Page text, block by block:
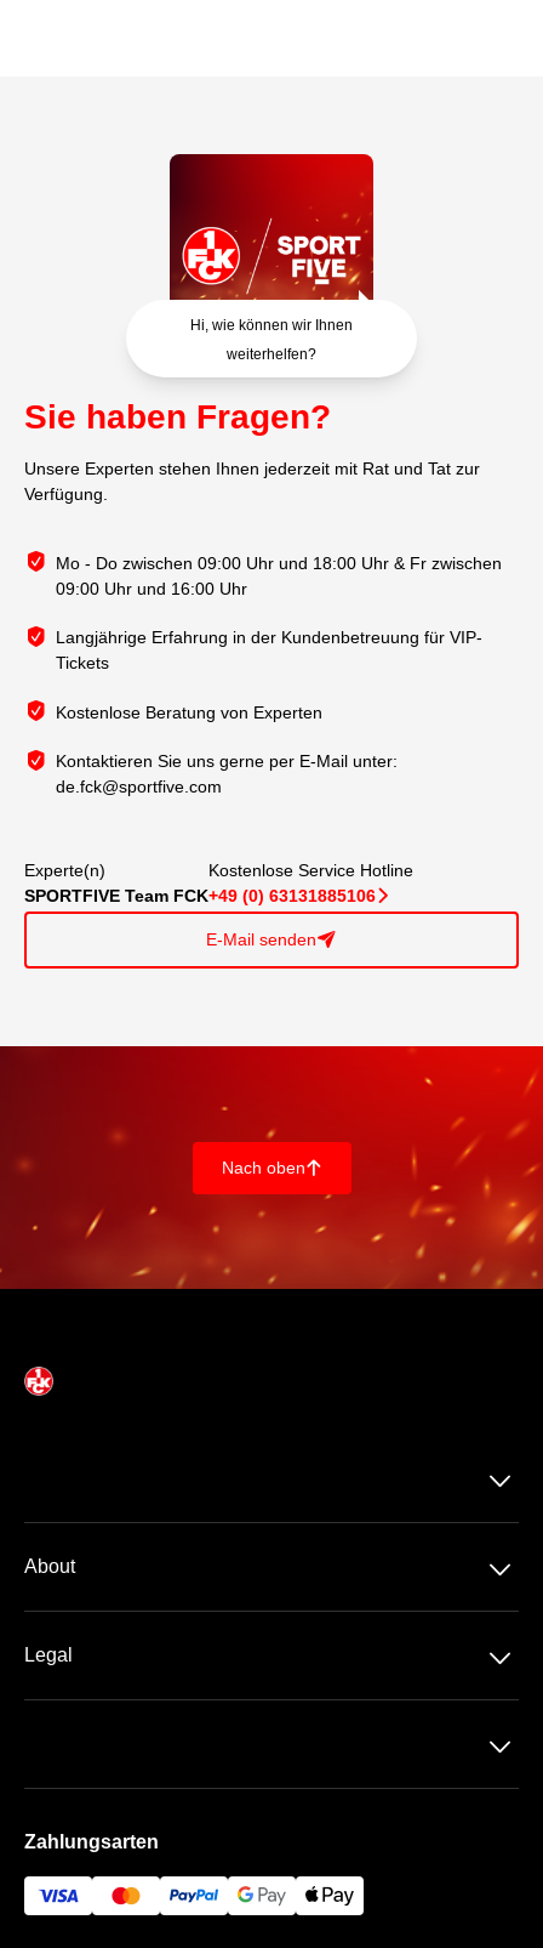
Hi, wie können wir Ihnen
weiterhelfen?
Sie haben Fragen?
Unsere Experten stehen Ihnen jederzeit mit Rat und Tat zur
Verfügung.
Mo - Do zwischen 09:00 Uhr und 18:00 Uhr & Fr zwischen
09:00 Uhr und 16:00 Uhr
Langjährige Erfahrung in der Kundenbetreuung für VIP-
Tickets
Kostenlose Beratung von Experten
Kontaktieren Sie uns gerne per E-Mail unter:
de.fck@sportfive.com
Experte(n)
SPORTFIVE Team FCK
Kostenlose Service Hotline
+49 (0) 63131885106􀆊
E-Mail senden􀈠
Nach oben􀄨
􀆈
About 􀆈
Legal 􀆈
􀆈
Zahlungsarten